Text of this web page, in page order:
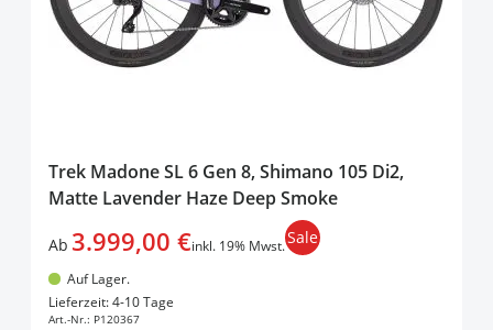
Trek Madone SL 6 Gen 8, Shimano 105 Di2,
Matte Lavender Haze Deep Smoke
Ab 3.999,00 €inkl. 19% Mwst.Sale
Auf Lager.
Lieferzeit: 4-10 Tage
Art.-Nr.: P120367